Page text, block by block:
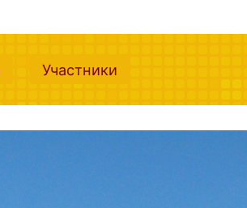
(current)Участники